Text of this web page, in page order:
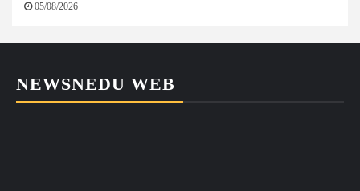
05/08/2026
NEWSNEDU WEB